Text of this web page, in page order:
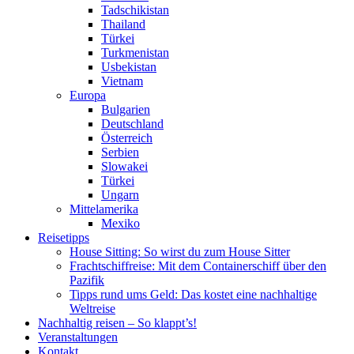
Tadschikistan
Thailand
Türkei
Turkmenistan
Usbekistan
Vietnam
Europa
Bulgarien
Deutschland
Österreich
Serbien
Slowakei
Türkei
Ungarn
Mittelamerika
Mexiko
Reisetipps
House Sitting: So wirst du zum House Sitter
Frachtschiffreise: Mit dem Containerschiff über den
Pazifik
Tipps rund ums Geld: Das kostet eine nachhaltige
Weltreise
Nachhaltig reisen – So klappt’s!
Veranstaltungen
Kontakt